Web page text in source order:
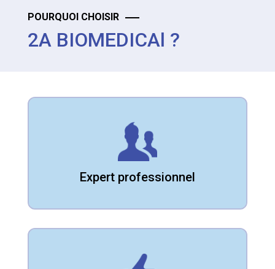
POURQUOI CHOISIR
2A BIOMEDICAl ?
Expert professionnel
Expert professionnel
No one shall be subjected to arbitrary charge
Service exemplaire